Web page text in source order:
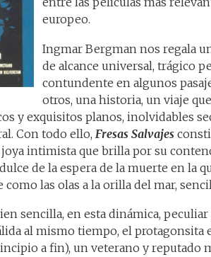
europeo.
Ingmar Bergman nos regala
de alcance universal, trágico
contundente en algunos
otros, una historia, un viaje
y exquisitos planos, inolvidables
Con todo ello, Fresas Salvajes
intimista que brilla por su
de la espera de la muerte en la
como las olas a la orilla del mar,
sencilla, en esta dinámica,
al mismo tiempo, el protagonsita
a fin), un veterano y reputado